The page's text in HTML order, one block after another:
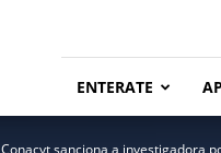
ENTERATE
Conacyt sanciona a investigadora